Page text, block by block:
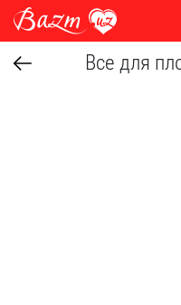
Все для